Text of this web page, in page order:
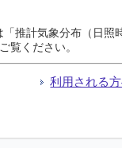
14.1 2.1
///
13.6 3.6
///
9.3
///
12.1 8.3
///
14.1 2.1
///
13.6 3.6
///
9.3
///
12.1 8.3
///
14.1 2.1
///
13.6 3.6
///
9.3
///
12.1 8.3
///
14.1 2.1
///
13.6 3.6
///
9.3
///
12.1 8.3
///
推計気象分布（日
覧ください。
利用される